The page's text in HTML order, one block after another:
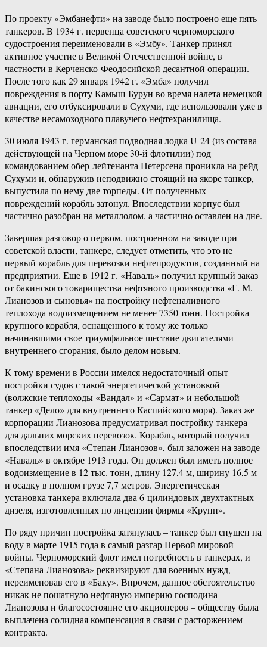
По проекту «Эмбанефти» на заводе было построено еще пять
танкеров. В 1934 г. первенца советского черноморского
судостроения переименовали в «Эмбу». Танкер принял
активное участие в Великой Отечественной войне, в
частности в Керченско-Феодосийской десантной операции.
После того как 29 января 1942 г. «Эмба» получил
повреждения в порту Камыш-Бурун во время налета немецкой
авиации, его отбуксировали в Сухуми, где использовали уже в
качестве несамоходного плавучего нефтехранилища.
30 июля 1943 г. германская подводная лодка U-24 (из состава
действующей на Черном море 30-й флотилии) под
командованием обер-лейтенанта Петерсена проникла на рейд
Сухуми и, обнаружив неподвижно стоящий на якоре танкер,
выпустила по нему две торпеды. От полученных
повреждений корабль затонул. Впоследствии корпус был
частично разобран на металлолом, а частично оставлен на дне.
Завершая разговор о первом, построенном на заводе при
советской власти, танкере, следует отметить, что это не
первый корабль для перевозки нефтепродуктов, созданный на
предприятии. Еще в 1912 г. «Наваль» получил крупный заказ
от бакинского товарищества нефтяного производства «Г. М.
Лианозов и сыновья» на постройку нефтеналивного
теплохода водоизмещением не менее 7350 тонн. Постройка
крупного корабля, оснащенного к тому же только
начинавшими свое триумфальное шествие двигателями
внутреннего сгорания, было делом новым.
К тому времени в России имелся недостаточный опыт
постройки судов с такой энергетической установкой
(волжские теплоходы «Вандал» и «Сармат» и небольшой
танкер «Дело» для внутреннего Каспийского моря). Заказ же
корпорации Лианозова предусматривал постройку танкера
для дальних морских перевозок. Корабль, который получил
впоследствии имя «Степан Лианозов», был заложен на заводе
«Наваль» в октябре 1913 года. Он должен был иметь полное
водоизмещение в 12 тыс. тонн, длину 127,4 м, ширину 16,5 м
и осадку в полном грузе 7,7 метров. Энергетическая
установка танкера включала два 6-цилиндовых двухтактных
дизеля, изготовленных по лицензии фирмы «Крупп».
По ряду причин постройка затянулась – танкер был спущен на
воду в марте 1915 года в самый разгар Первой мировой
войны. Черноморский флот имел потребность в танкерах, и
«Степана Лианозова» реквизируют для военных нужд,
переименовав его в «Баку». Впрочем, данное обстоятельство
никак не пошатнуло нефтяную империю господина
Лианозова и благосостояние его акционеров – обществу была
выплачена солидная компенсация в связи с расторжением
контракта.